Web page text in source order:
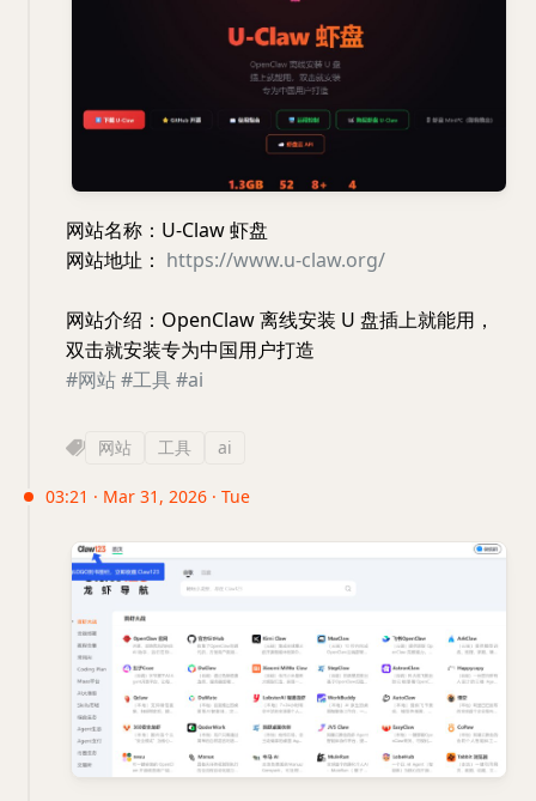
网站名称：U-Claw 虾盘
网站地址： https://www.u-claw.org/
网站介绍：OpenClaw 离线安装 U 盘插上就能用，
双击就安装专为中国用户打造
#网站#工具#ai
网站 工具 ai
03:21 · Mar 31, 2026 · Tue